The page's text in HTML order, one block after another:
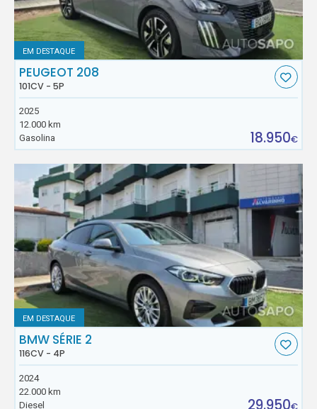
EM DESTAQUE
PEUGEOT 208
101CV - 5P
2025
12.000 km
Gasolina
18.950€
EM DESTAQUE
BMW SÉRIE 2
116CV - 4P
2024
22.000 km
Diesel
29.950€